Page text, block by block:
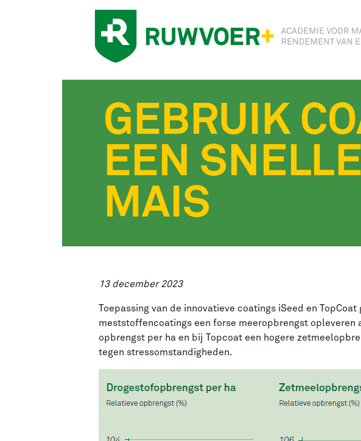
GEBRUIK
EEN
MAIS
13 december 2023
Toepassing van de innovatieve coatings iSeed en
meststoffencoatings een forse meeropbrengst
opbrengst per ha en bij Topcoat een hogere
tegen stressomstandigheden.